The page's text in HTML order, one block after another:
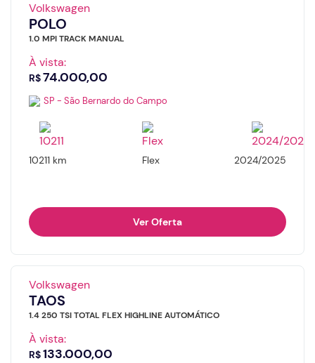
Volkswagen
POLO
1.0 MPI TRACK MANUAL
À vista:
R$74.000,00
SP - São Bernardo do Campo
10211 km Flex 2024/2025
Ver Oferta
Volkswagen
TAOS
1.4 250 TSI TOTAL FLEX HIGHLINE AUTOMÁTICO
À vista:
R$133.000,00